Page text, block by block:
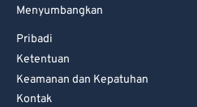
Menyumbangkan
Pribadi
Ketentuan
Keamanan dan Kepatuhan
Kontak